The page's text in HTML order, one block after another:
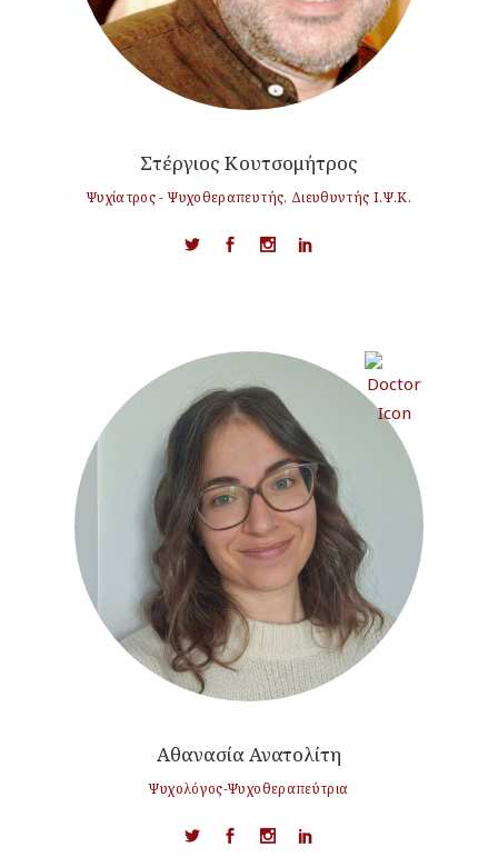
Στέργιος Κουτσομήτρος
Ψυχίατρος - Ψυχοθεραπευτής, Διευθυντής Ι.Ψ.Κ.
Αθανασία Ανατολίτη
Ψυχολόγος-Ψυχοθεραπεύτρια